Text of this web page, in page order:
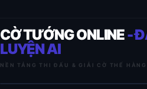
CỜ TƯỚNG ONLINE-
LUYỆN AI
NỀN TẢNG THI ĐẤU & GIẢI CỜ THẾ